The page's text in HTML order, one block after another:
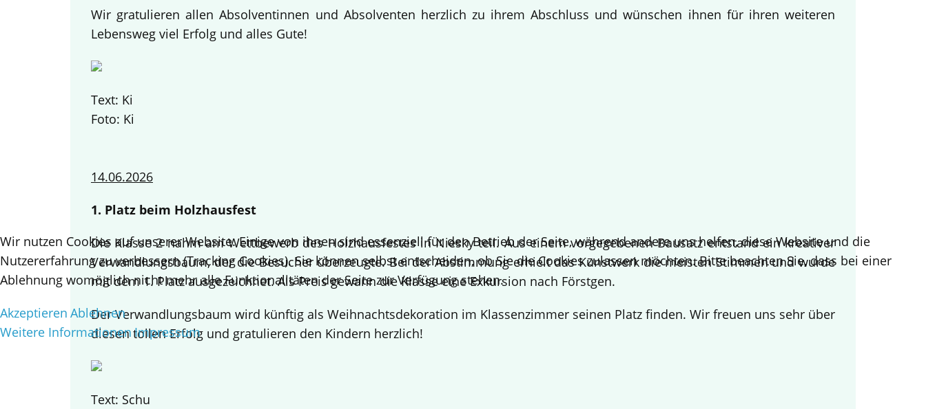
Wir gratulieren allen Absolventinnen und Absolventen herzlich zu ihrem Abschluss und wünschen ihnen für ihren weiteren
Lebensweg viel Erfolg und alles Gute!
Text: Ki
Foto: Ki
14.06.2026
1. Platz beim Holzhausfest
Die Klasse 2 nahm am Wettbewerb des Holzhausfestes in Niesky teil. Aus einem vorgegebenen Bausatz entstand ein kreativer
Verwandlungsbaum, der die Besucher überzeugte. Bei der Abstimmung erhielt das Kunstwerk die meisten Stimmen und wurde
mit dem 1. Platz ausgezeichnet. Als Preis gewann die Klasse eine Exkursion nach Förstgen.
Der Verwandlungsbaum wird künftig als Weihnachtsdekoration im Klassenzimmer seinen Platz finden. Wir freuen uns sehr über
diesen tollen Erfolg und gratulieren den Kindern herzlich!
Text: Schu
Wir nutzen Cookies auf unserer Website. Einige von ihnen sind essenziell für den Betrieb der Seite, während andere uns helfen, diese Website und die
Nutzererfahrung zu verbessern (Tracking Cookies). Sie können selbst entscheiden, ob Sie die Cookies zulassen möchten. Bitte beachten Sie, dass bei einer
Ablehnung womöglich nicht mehr alle Funktionalitäten der Seite zur Verfügung stehen.
Akzeptieren Ablehnen
Weitere Informationen Impressum